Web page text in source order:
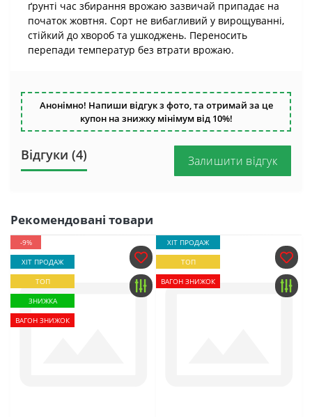
ґрунті час збирання врожаю зазвичай припадає на
початок жовтня. Сорт не вибагливий у вирощуванні,
стійкий до хвороб та ушкоджень. Переносить
перепади температур без втрати врожаю.
Анонімно! Напиши відгук з фото, та отримай за це
купон на знижку мінімум від 10%!
Відгуки (4) Залишити відгук
Рекомендовані товари
-9%
ХІТ ПРОДАЖ
ТОП
ЗНИЖКА
ВАГОН ЗНИЖОК
ХІТ ПРОДАЖ
ТОП
ВАГОН ЗНИЖОК